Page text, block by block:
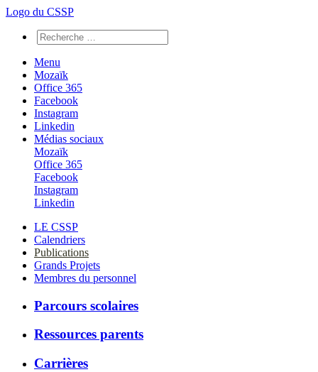
Logo du CSSP
Menu
Mozaïk
Office 365
Facebook
Instagram
Linkedin
Médias sociaux
Mozaïk
Office 365
Facebook
Instagram
Linkedin
LE CSSP
Calendriers
Publications
Grands Projets
Membres du personnel
Parcours scolaires
Ressources parents
Carrières